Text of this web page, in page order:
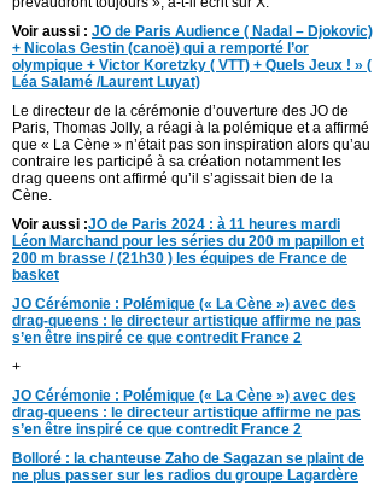
Voir aussi : JO de Paris Audience ( Nadal – Djokovic)
+ Nicolas Gestin (canoë) qui a remporté l’or
olympique + Victor Koretzky ( VTT) + Quels Jeux ! » (
Léa Salamé /Laurent Luyat)
Le directeur de la cérémonie d’ouverture des JO de
Paris, Thomas Jolly, a réagi à la polémique et a affirmé
que « La Cène » n’était pas son inspiration alors qu’au
contraire les participé à sa création notamment les
drag queens ont affirmé qu’il s’agissait bien de la
Cène.
Voir aussi :JO de Paris 2024 : à 11 heures mardi
Léon Marchand pour les séries du 200 m papillon et
200 m brasse / (21h30 ) les équipes de France de
basket
JO Cérémonie : Polémique (« La Cène ») avec des
drag-queens : le directeur artistique affirme ne pas
s’en être inspiré ce que contredit France 2
+
JO Cérémonie : Polémique (« La Cène ») avec des
drag-queens : le directeur artistique affirme ne pas
s’en être inspiré ce que contredit France 2
Bolloré : la chanteuse Zaho de Sagazan se plaint de
ne plus passer sur les radios du groupe Lagardère